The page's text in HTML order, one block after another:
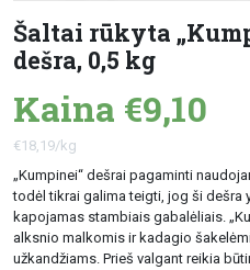
Šaltai rūkyta
dešra, 0,5 kg
Kaina €9,10
€18,19/kg
„Kumpinei“ dešrai pagaminti
todėl tikrai galima teigti, jog ši dešra
kapojamas stambiais gabalėliais.
alksnio malkomis ir kadagio
užkandžiams. Prieš valgant reikia